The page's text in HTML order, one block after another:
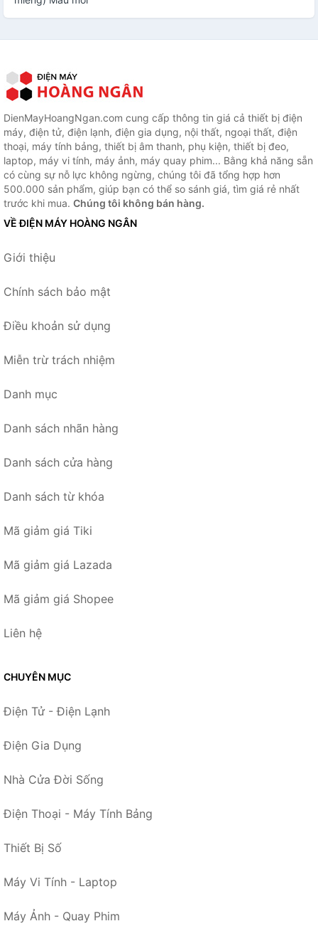
DienMayHoangNgan.com cung cấp thông tin giá cả thiết bị điện
máy, điện tử, điện lạnh, điện gia dụng, nội thất, ngoại thất, điện
thoại, máy tính bảng, thiết bị âm thanh, phụ kiện, thiết bị đeo,
laptop, máy vi tính, máy ảnh, máy quay phim... Bằng khả năng sẵn
có cùng sự nỗ lực không ngừng, chúng tôi đã tổng hợp hơn
500.000 sản phẩm, giúp bạn có thể so sánh giá, tìm giá rẻ nhất
trước khi mua. Chúng tôi không bán hàng.
VỀ ĐIỆN MÁY HOÀNG NGÂN
Giới thiệu
Chính sách bảo mật
Điều khoản sử dụng
Miễn trừ trách nhiệm
Danh mục
Danh sách nhãn hàng
Danh sách cửa hàng
Danh sách từ khóa
Mã giảm giá Tiki
Mã giảm giá Lazada
Mã giảm giá Shopee
Liên hệ
CHUYÊN MỤC
Điện Tử - Điện Lạnh
Điện Gia Dụng
Nhà Cửa Đời Sống
Điện Thoại - Máy Tính Bảng
Thiết Bị Số
Máy Vi Tính - Laptop
Máy Ảnh - Quay Phim